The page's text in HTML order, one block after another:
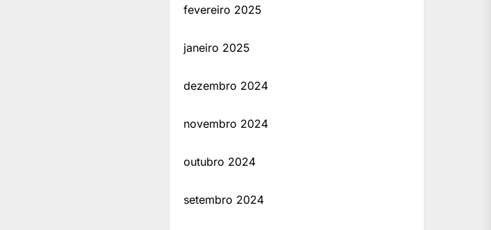
fevereiro 2025
janeiro 2025
dezembro 2024
novembro 2024
outubro 2024
setembro 2024